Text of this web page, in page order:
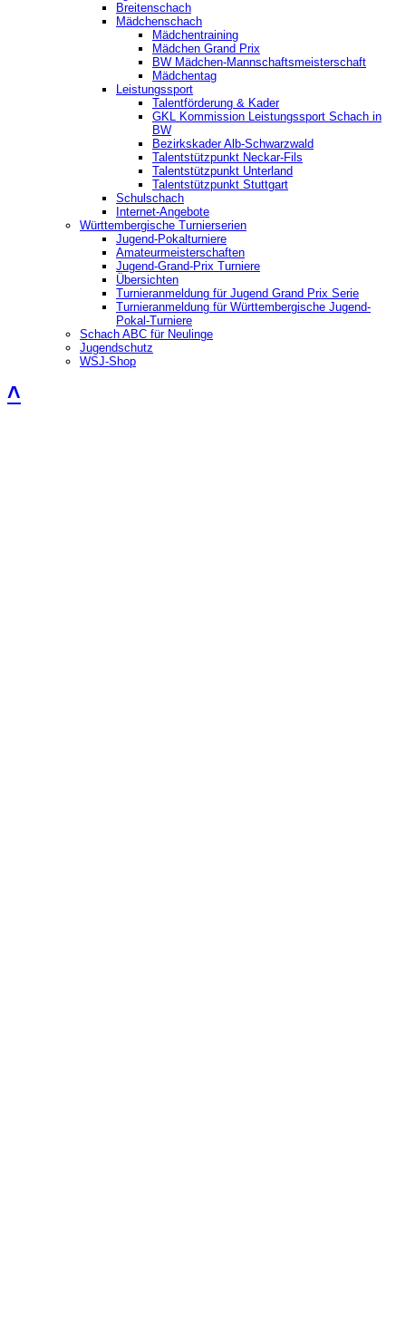
Breitenschach
Mädchenschach
Mädchentraining
Mädchen Grand Prix
BW Mädchen-Mannschaftsmeisterschaft
Mädchentag
Leistungssport
Talentförderung & Kader
GKL Kommission Leistungssport Schach in
BW
Bezirkskader Alb-Schwarzwald
Talentstützpunkt Neckar-Fils
Talentstützpunkt Unterland
Talentstützpunkt Stuttgart
Schulschach
Internet-Angebote
Württembergische Turnierserien
Jugend-Pokalturniere
Amateurmeisterschaften
Jugend-Grand-Prix Turniere
Übersichten
Turnieranmeldung für Jugend Grand Prix Serie
Turnieranmeldung für Württembergische Jugend-
Pokal-Turniere
Schach ABC für Neulinge
Jugendschutz
WSJ-Shop
˄